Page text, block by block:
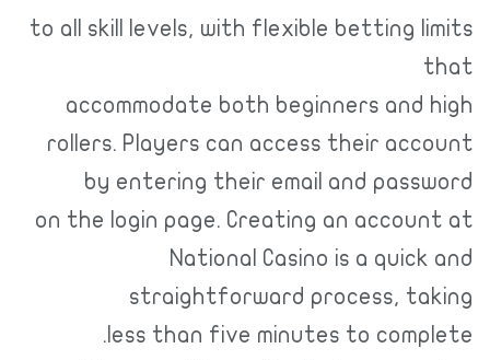
to all skill levels, with flexible betting limits
that
accommodate both beginners and high
rollers. Players can access their account
by entering their email and password
on the login page. Creating an account at
National Casino is a quick and
straightforward process, taking
less than five minutes to complete.